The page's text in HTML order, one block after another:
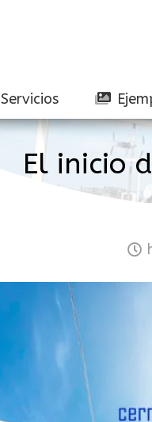
Servicios
El inicio